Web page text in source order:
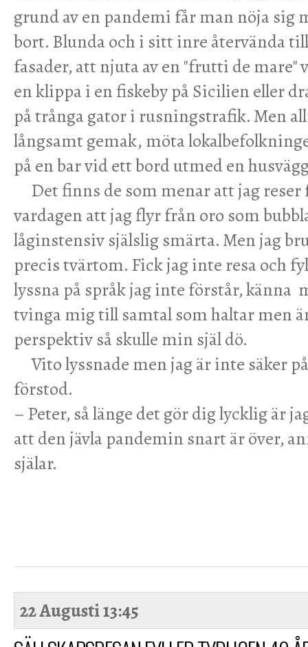
grund av en pandemi får man nöja sig
bort. Blunda och i sitt inre återvända
fasader, att njuta av en "frutti de mare"
en klippa i en fiskeby på Sicilien eller
på trånga gator i rusningstrafik. Men
långsamt gemak, möta
på en bar vid ett bord utmed en
Det finns de som menar att jag
vardagen att jag flyr från oro som
låginstensiv själslig smärta. Men jag
precis tvärtom. Fick jag inte resa och
lyssna på språk jag inte förstår, känna
tvinga mig till samtal som haltar men
perspektiv så skulle min själ dö.
Vito lyssnade men jag är inte säker
förstod.
– Peter, så länge det gör dig lycklig är
att den jävla pandemin snart är över,
själar.
22 Augusti13:45